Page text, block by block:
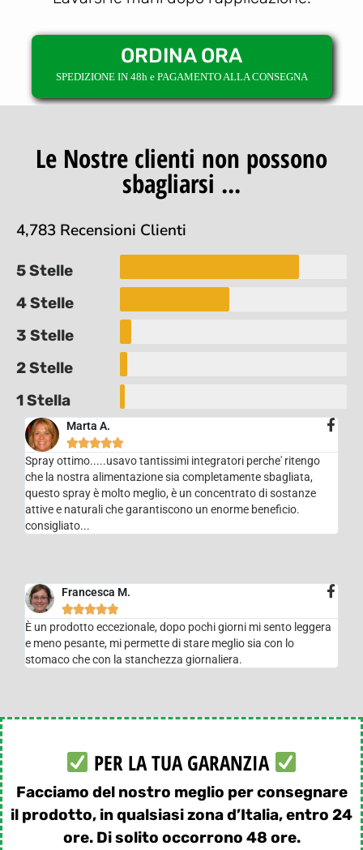
ORDINA ORA
SPEDIZIONE IN 48h e PAGAMENTO ALLA CONSEGNA
Le Nostre clienti non possono
sbagliarsi ...
4,783 Recensioni Clienti
5 Stelle
4 Stelle
3 Stelle
2 Stelle
1 Stella
Marta A.

Spray ottimo.....usavo tantissimi integratori perche' ritengo
che la nostra alimentazione sia completamente sbagliata,
questo spray è molto meglio, è un concentrato di sostanze
attive e naturali che garantiscono un enorme beneficio.
consigliato...
Francesca M.

È un prodotto eccezionale, dopo pochi giorni mi sento leggera
e meno pesante, mi permette di stare meglio sia con lo
stomaco che con la stanchezza giornaliera.
PER LA TUA GARANZIA
Facciamo del nostro meglio per consegnare
il prodotto, in qualsiasi zona d’Italia, entro 24
ore. Di solito occorrono 48 ore.